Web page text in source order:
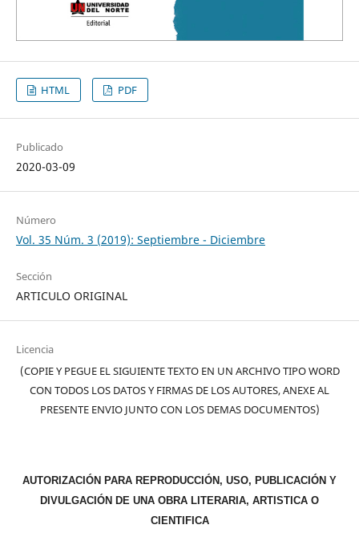
HTML PDF
Publicado
2020-03-09
Número
Vol. 35 Núm. 3 (2019): Septiembre - Diciembre
Sección
ARTICULO ORIGINAL
Licencia
(COPIE Y PEGUE EL SIGUIENTE TEXTO EN UN ARCHIVO TIPO WORD
CON TODOS LOS DATOS Y FIRMAS DE LOS AUTORES, ANEXE AL
PRESENTE ENVIO JUNTO CON LOS DEMAS DOCUMENTOS)
AUTORIZACIÓN PARA REPRODUCCIÓN, USO, PUBLICACIÓN Y
DIVULGACIÓN DE UNA OBRA LITERARIA, ARTISTICA O
CIENTIFICA